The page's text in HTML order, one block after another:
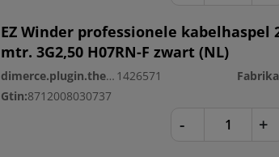
EZ Winder professionele kabelhaspel
mtr. 3G2,50 H07RN-F zwart (NL)
dimerce.plugin.theme.productnr: 1426571
Gtin:8712008030737
- +